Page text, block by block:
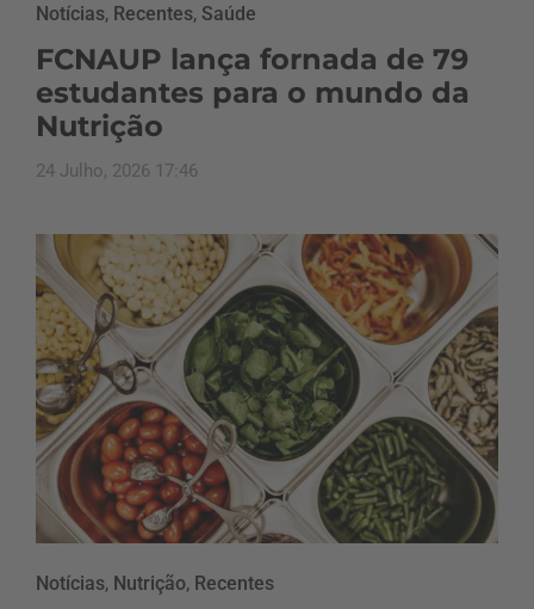
Notícias, Recentes, Saúde
FCNAUP lança fornada de 79
estudantes para o mundo da
Nutrição
24 Julho, 2026 17:46
Notícias, Nutrição, Recentes